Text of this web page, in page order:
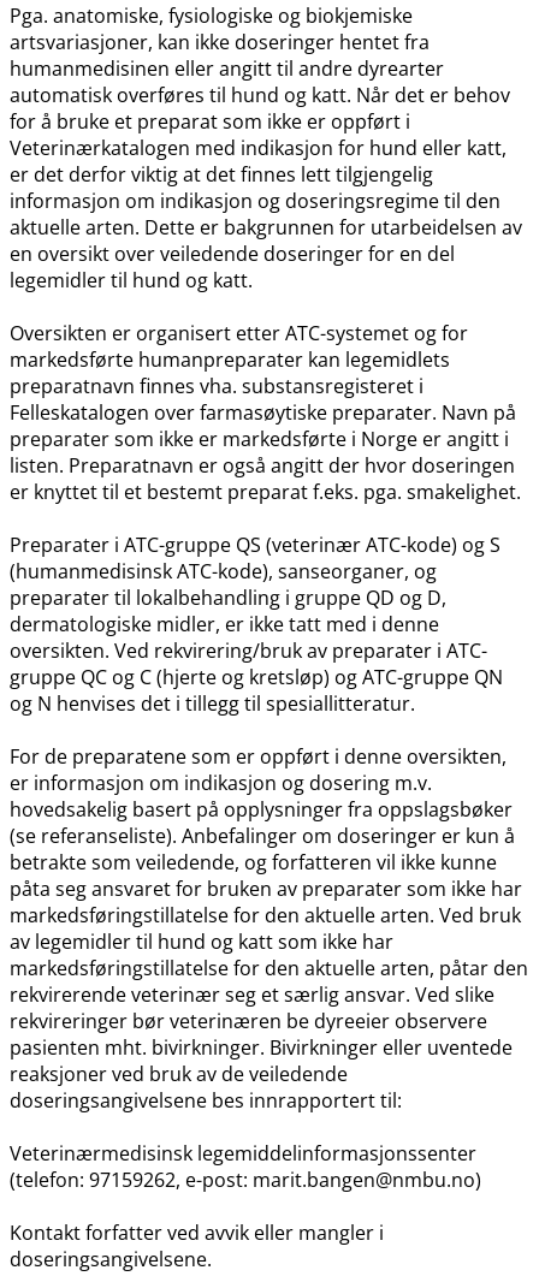
Pga. anatomiske, fysiologiske og biokjemiske
artsvariasjoner, kan ikke doseringer hentet fra
humanmedisinen eller angitt til andre dyrearter
automatisk overføres til hund og katt. Når det er behov
for å bruke et preparat som ikke er oppført i
Veterinærkatalogen med indikasjon for hund eller katt,
er det derfor viktig at det finnes lett tilgjengelig
informasjon om indikasjon og doseringsregime til den
aktuelle arten. Dette er bakgrunnen for utarbeidelsen av
en oversikt over veiledende doseringer for en del
legemidler til hund og katt.
Oversikten er organisert etter ATC-systemet og for
markedsførte humanpreparater kan legemidlets
preparatnavn finnes vha. substansregisteret i
Felleskatalogen over farmasøytiske preparater. Navn på
preparater som ikke er markedsførte i Norge er angitt i
listen. Preparatnavn er også angitt der hvor doseringen
er knyttet til et bestemt preparat f.eks. pga. smakelighet.
Preparater i ATC-gruppe QS (veterinær ATC-kode) og S
(humanmedisinsk ATC-kode), sanseorganer, og
preparater til lokalbehandling i gruppe QD og D,
dermatologiske midler, er ikke tatt med i denne
oversikten. Ved rekvirering​/​bruk av preparater i ATC-
gruppe QC og C (hjerte og kretsløp) og ATC-gruppe QN
og N henvises det i tillegg til spesiallitteratur.
For de preparatene som er oppført i denne oversikten,
er informasjon om indikasjon og dosering m.v.
hovedsakelig basert på opplysninger fra oppslagsbøker
(se referanseliste). Anbefalinger om doseringer er kun å
betrakte som veiledende, og forfatteren vil ikke kunne
påta seg ansvaret for bruken av preparater som ikke har
markedsføringstillatelse for den aktuelle arten. Ved bruk
av legemidler til hund og katt som ikke har
markedsføringstillatelse for den aktuelle arten, påtar den
rekvirerende veterinær seg et særlig ansvar. Ved slike
rekvireringer bør veterinæren be dyreeier observere
pasienten mht. bivirkninger. Bivirkninger eller uventede
reaksjoner ved bruk av de veiledende
doseringsangivelsene bes innrapportert til:
Veterinærmedisinsk legemiddelinformasjonssenter
(telefon: 97159262, e-post: marit.bangen@nmbu.no)
Kontakt forfatter ved avvik eller mangler i
doseringsangivelsene.